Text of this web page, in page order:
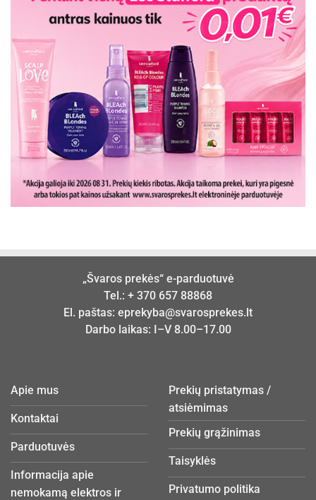
„Švaros prekės“ e-parduotuvė
Tel.: + 370 657 88868
El. paštas: eprekyba@svarosprekes.lt
Darbo laikas: I–V 8.00–17.00
Apie mus
Kontaktai
Parduotuvės
Informacija apie
nemokamą elektros ir
Prekių pristatymas /
atsiėmimas
Prekių grąžinimas
Taisyklės
Privatumo politika